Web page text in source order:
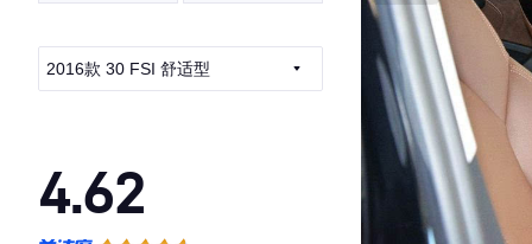
2016款 30 FSI 舒适型
4.62